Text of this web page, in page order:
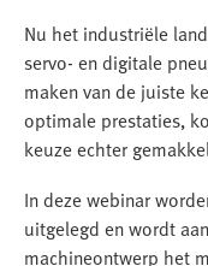
Nu het industriële
servo- en digitale
maken van de juiste
optimale prestaties,
keuze echter
In deze webinar
uitgelegd en wordt
machineontwerp het